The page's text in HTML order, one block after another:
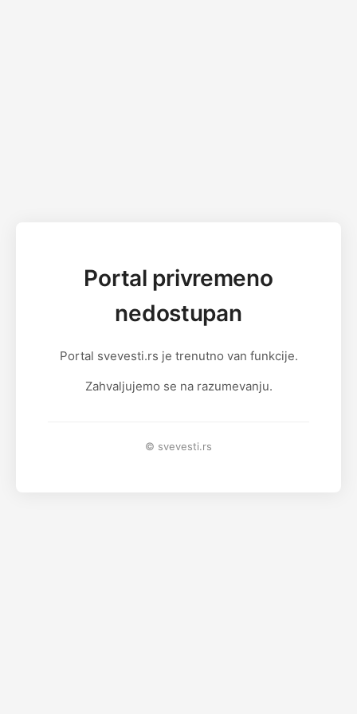
Portal privremeno
nedostupan
Portal svevesti.rs je trenutno van funkcije.
Zahvaljujemo se na razumevanju.
© svevesti.rs